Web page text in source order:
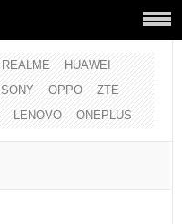
REALME
HUAWEI
SONY OPPO
ZTE
LENOVO ONEPLUS